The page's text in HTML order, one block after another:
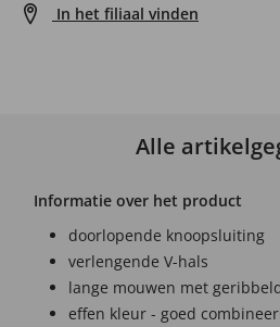
In het filiaal vinden
Alle
Informatie over het product
doorlopende knoopsluiting
verlengende V-hals
lange mouwen met
effen kleur - goed